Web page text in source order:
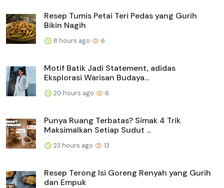
Resep Tumis Petai Teri Pedas yang Gurih
Bikin Nagih
8 hours ago 6
Motif Batik Jadi Statement, adidas
Eksplorasi Warisan Budaya...
20 hours ago 6
Punya Ruang Terbatas? Simak 4 Trik
Maksimalkan Setiap Sudut ...
23 hours ago 13
Resep Terong Isi Goreng Renyah yang Gurih
dan Empuk